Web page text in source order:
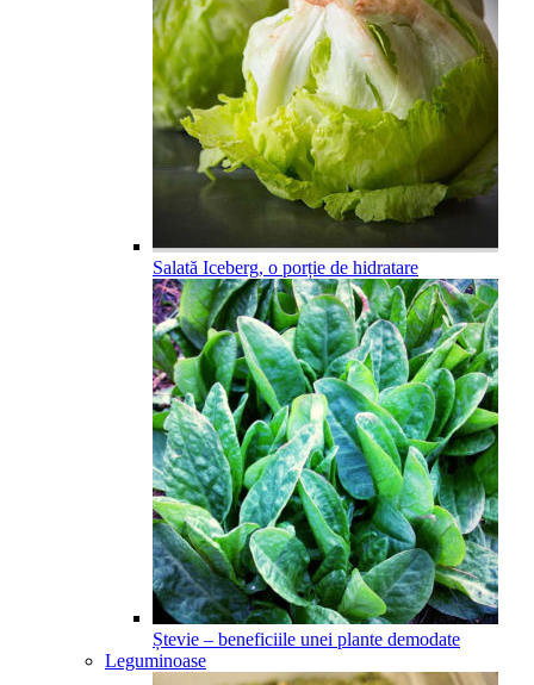
Salată Iceberg, o porție de hidratare
Ștevie – beneficiile unei plante demodate
Leguminoase